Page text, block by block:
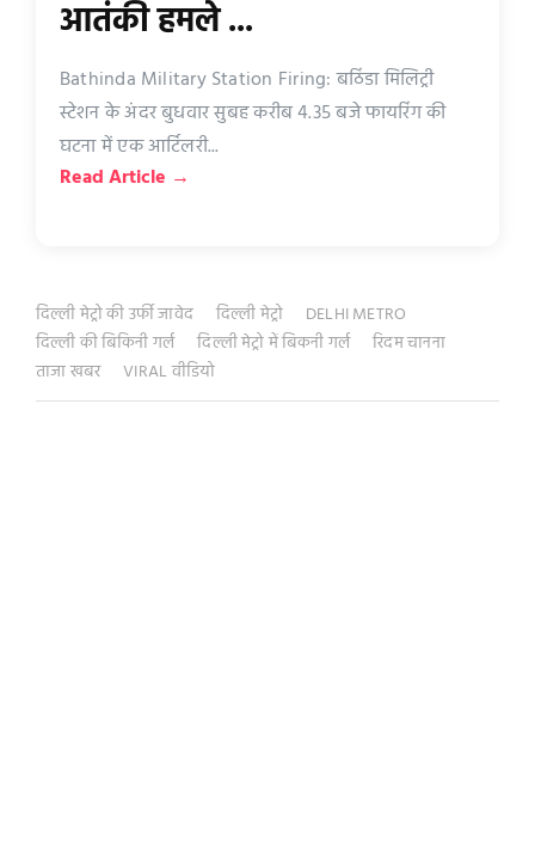
आतंकी हमले ...
Bathinda Military Station Firing: बठिंडा मिलिट्री
स्टेशन के अंदर बुधवार सुबह करीब 4.35 बजे फायरिंग की
घटना में एक आर्टिलरी...
Read Article →
दिल्ली मेट्रो की उर्फी जावेद दिल्ली मेट्रो
DELHI METRO
दिल्ली की बिकिनी गर्ल
दिल्ली मेट्रो में बिकनी गर्ल
रिदम चानना
ताजा खबर
VIRAL वीडियो